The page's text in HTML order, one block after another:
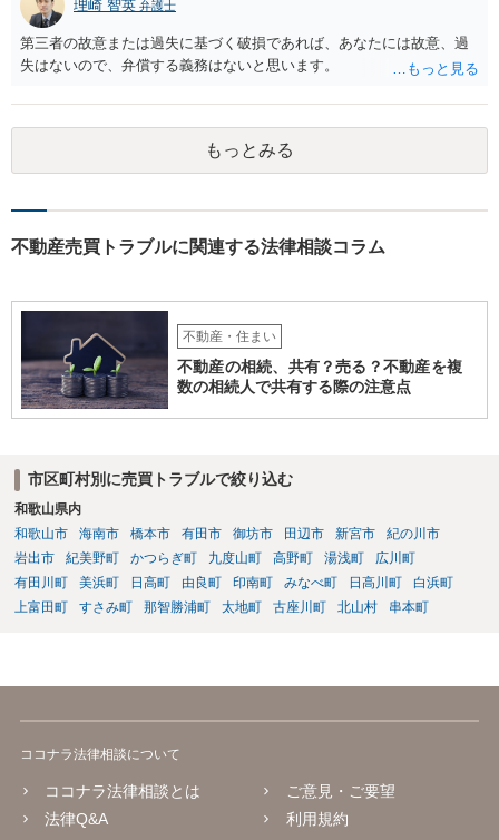
理崎 智英 弁護士
第三者の故意または過失に基づく破損であれば、あなたには故意、過
失はないので、弁償する義務はないと思います。
もっとみる
不動産売買トラブルに関連する法律相談コラム
不動産・住まい
不動産の相続、共有？売る？不動産を複
数の相続人で共有する際の注意点
市区町村別に売買トラブルで絞り込む
和歌山県内
和歌山市
海南市 橋本市 有田市 御坊市 田辺市 新宮市
紀の川市
岩出市
紀美野町 かつらぎ町 九度山町 高野町 湯浅町
広川町
有田川町
美浜町 日高町 由良町 印南町 みなべ町 日高川町
白浜町
上富田町
すさみ町 那智勝浦町 太地町 古座川町 北山村 串本町
ココナラ法律相談について
ココナラ法律相談とは
法律Q&A
ご意見・ご要望
利用規約